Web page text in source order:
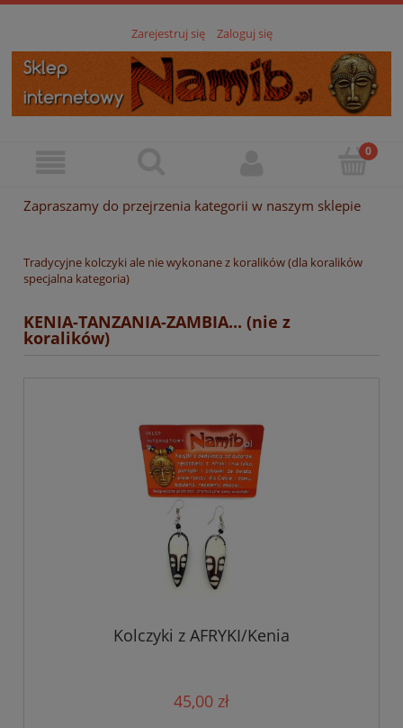
Zarejestruj się Zaloguj się
Zapraszamy do przejrzenia kategorii w naszym sklepie
Tradycyjne kolczyki ale nie wykonane z koralików (dla koralików
specjalna kategoria)
KENIA-TANZANIA-ZAMBIA... (nie z
koralików)
Kolczyki z AFRYKI/Kenia
45,00 zł